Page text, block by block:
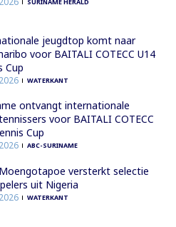
jeugdtop komt naar
voor BAITALI COTECC U14
Cup
WATERKANT
ontvangt internationale
voor BAITALI COTECC
Cup
ABC-SURINAME
versterkt selectie
uit Nigeria
WATERKANT